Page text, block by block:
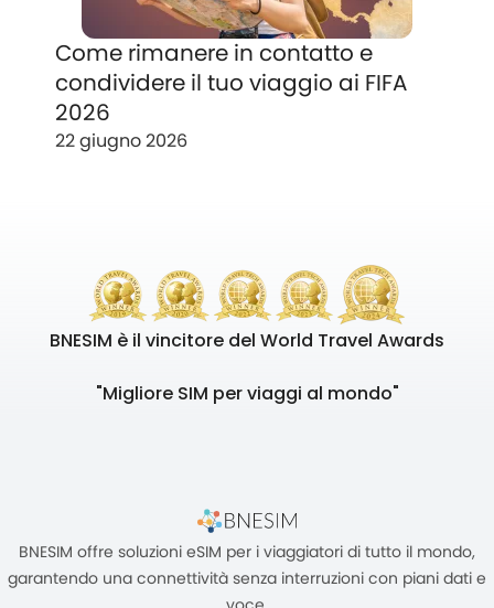
Come rimanere in contatto e
condividere il tuo viaggio ai FIFA
2026
22 giugno 2026
BNESIM è il vincitore del World Travel Awards
"Migliore SIM per viaggi al mondo"
BNESIM offre soluzioni eSIM per i viaggiatori di tutto il mondo,
garantendo una connettività senza interruzioni con piani dati e